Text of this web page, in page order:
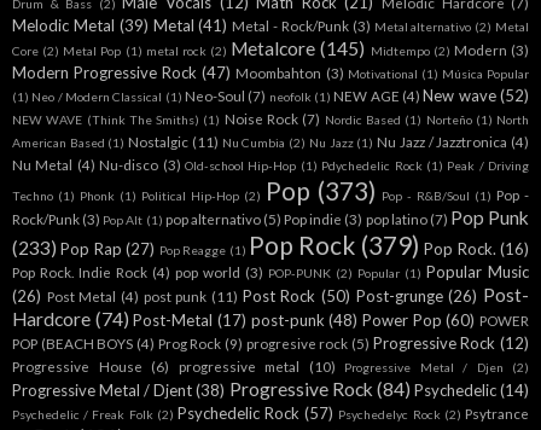
Drum & Bass (2)
Melodic Metal (39) Metal (41) Metal - Rock/Punk (3) Metal alternativo (2) Metal
Core (2) Metal Pop (1) metal rock (2) Metalcore (145) Midtempo (2) Modern (3)
Modern Progressive Rock (47) Moombahton (3) Motivational (1) Música Popular
(1) Neo / Modern Classical (1) Neo-Soul (7) neofolk (1) NEW AGE (4) New wave (52)
NEW WAVE (Think The Smiths) (1) Noise Rock (7) Nordic Based (1) Norteño (1) North
American Based (1) Nostalgic (11) Nu Cumbia (2) Nu Jazz (1) Nu Jazz / Jazztronica (4)
Nu Metal (4) Nu-disco (3) Old-school Hip-Hop (1) Pdychedelic Rock (1) Peak / Driving
Techno (1) Phonk (1) Political Hip-Hop (2) Pop (373) Pop - R&B/Soul (1) Pop -
Rock/Punk (3) Pop Alt (1) pop alternativo (5) Pop indie (3) pop latino (7) Pop Punk
(233) Pop Rap (27) Pop Reagge (1) Pop Rock (379) Pop Rock. (16)
Pop Rock. Indie Rock (4) pop world (3) POP-PUNK (2) Popular (1) Popular Music
(26) Post Metal (4) post punk (11) Post Rock (50) Post-grunge (26) Post-
Hardcore (74) Post-Metal (17) post-punk (48) Power Pop (60) POWER
POP (BEACH BOYS (4) Prog Rock (9) progresive rock (5) Progressive Rock (12)
Progressive House (6) progressive metal (10) Progressive Metal / Djen (2)
Progressive Metal / Djent (38) Progressive Rock (84) Psychedelic(14)
Psychedelic / Freak Folk (2) Psychedelic Rock (57) Psychedelyc Rock (2) Psytrance